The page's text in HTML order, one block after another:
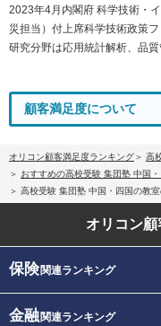
2023年4月内閣府 科学技術・
災担当）付上席科学技術政策フ
研究分野は応用統計解析、品質
顧客満足度について
オリコン顧客満足度ランキング
高
おすすめの高校受験 集団塾 中国
高校受験 集団塾 中国・四国の教
オリコン
保険関連ランキング
金融関連ランキング